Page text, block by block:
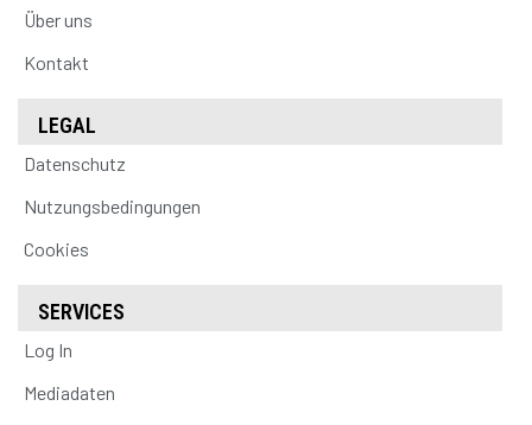
Über uns
Kontakt
LEGAL
Datenschutz
Nutzungsbedingungen
Cookies
SERVICES
Log In
Mediadaten